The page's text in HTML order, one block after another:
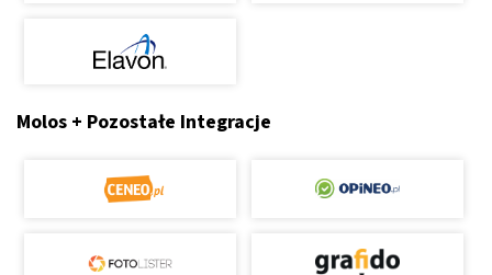
Molos + Pozostałe Integracje